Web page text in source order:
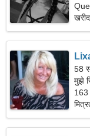
58
मुझे
163